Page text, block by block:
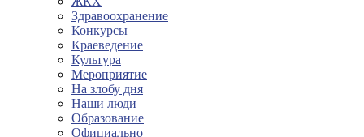
Здравоохранение
Конкурсы
Краеведение
Культура
Мероприятие
На злобу дня
Наши люди
Образование
Официально